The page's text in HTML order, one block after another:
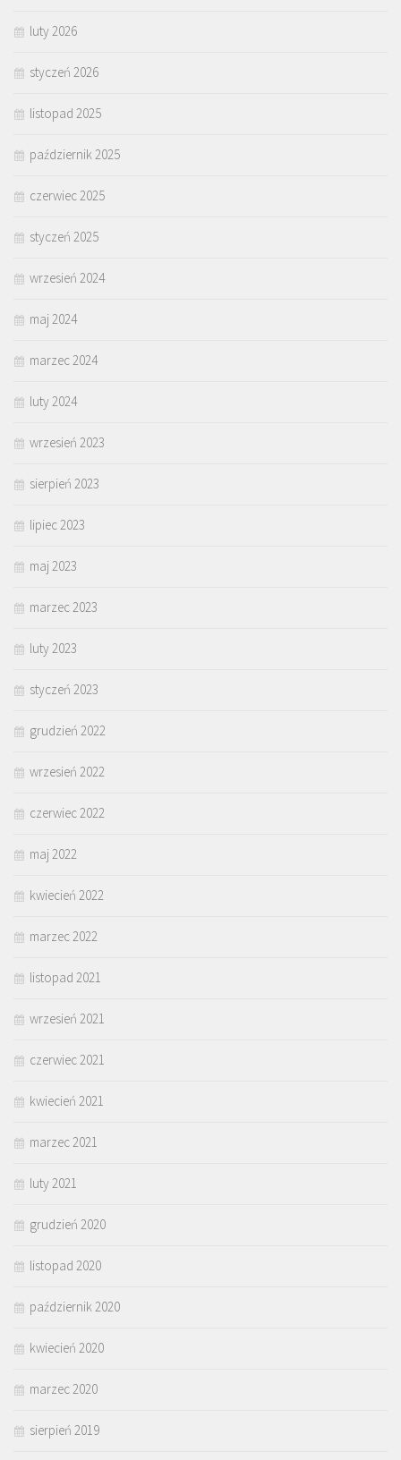
luty 2026
styczeń 2026
listopad 2025
październik 2025
czerwiec 2025
styczeń 2025
wrzesień 2024
maj 2024
marzec 2024
luty 2024
wrzesień 2023
sierpień 2023
lipiec 2023
maj 2023
marzec 2023
luty 2023
styczeń 2023
grudzień 2022
wrzesień 2022
czerwiec 2022
maj 2022
kwiecień 2022
marzec 2022
listopad 2021
wrzesień 2021
czerwiec 2021
kwiecień 2021
marzec 2021
luty 2021
grudzień 2020
listopad 2020
październik 2020
kwiecień 2020
marzec 2020
sierpień 2019